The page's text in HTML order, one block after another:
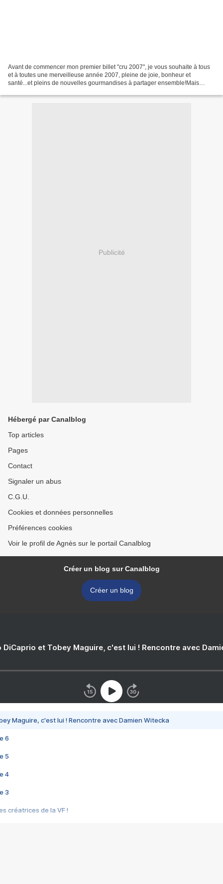
Avant de commencer mon premier billet "cru 2007", je vous souhaite à tous
et à toutes une merveilleuse année 2007, pleine de joie, bonheur et
santé...et pleins de nouvelles gourmandises à partager ensemble!Mais
Publicité
Hébergé par Canalblog
Top articles
Pages
Contact
Signaler un abus
C.G.U.
Cookies et données personnelles
Préférences cookies
Voir le profil de Agnès sur le portail Canalblog
Créer un blog sur Canalblog
Créer un blog
DiCaprio et Tobey Maguire, c'est lui ! Rencontre avec
Maguire, c'est lui ! Rencontre avec Damien Witecka
6
5
4
3
créatrices de la VF !